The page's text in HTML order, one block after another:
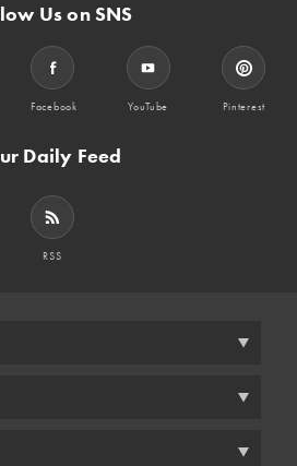
Us on SNS
Facebook YouTube Pinterest
Daily Feed
RSS